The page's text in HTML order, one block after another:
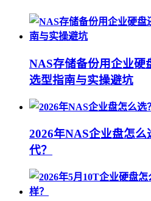
NAS存储备份用企业硬
选型指南与实操避坑
2026年NAS企业盘怎
代？